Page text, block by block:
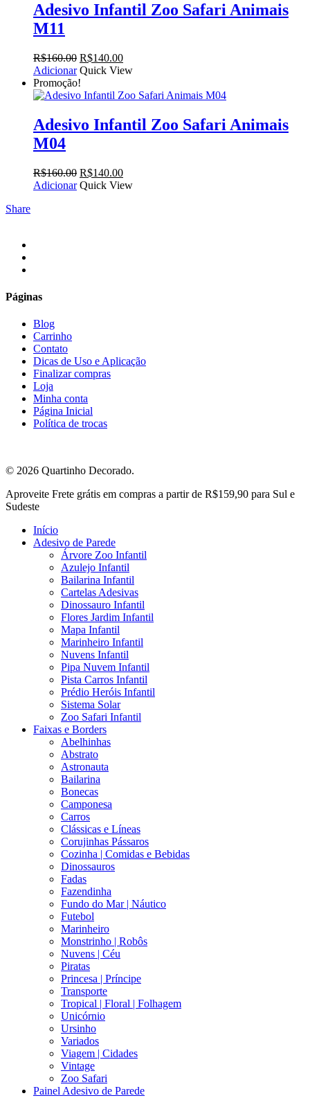
Adesivo Infantil Zoo Safari Animais
M11
R$160.00 O
preço
original
era:
R$140.00O
preço
é:
Adicionar Quick View
Promoção!
Adesivo Infantil Zoo Safari Animais
M04
R$160.00 O
preço
R$140.00O
preço
Adicionar Quick View
Share
Páginas
Blog
Carrinho
Contato
Dicas de Uso e Aplicação
Finalizar compras
Loja
Minha conta
Página Inicial
Política de trocas
© 2026 Quartinho Decorado.
Close
Menu
Aproveite Frete grátis em compras a partir de R$159,90 para Sul e
Sudeste
Início
Adesivo de Parede
Árvore Zoo Infantil
Azulejo Infantil
Bailarina Infantil
Cartelas Adesivas
Dinossauro Infantil
Flores Jardim Infantil
Mapa Infantil
Marinheiro Infantil
Nuvens Infantil
Pipa Nuvem Infantil
Pista Carros Infantil
Prédio Heróis Infantil
Sistema Solar
Zoo Safari Infantil
Faixas e Borders
Abelhinhas
Abstrato
Astronauta
Bailarina
Bonecas
Camponesa
Carros
Clássicas e Líneas
Corujinhas Pássaros
Cozinha | Comidas e Bebidas
Dinossauros
Fadas
Fazendinha
Fundo do Mar | Náutico
Futebol
Marinheiro
Monstrinho | Robôs
Nuvens | Céu
Piratas
Princesa | Príncipe
Transporte
Tropical | Floral | Folhagem
Unicórnio
Ursinho
Variados
Viagem | Cidades
Vintage
Zoo Safari
Painel Adesivo de Parede